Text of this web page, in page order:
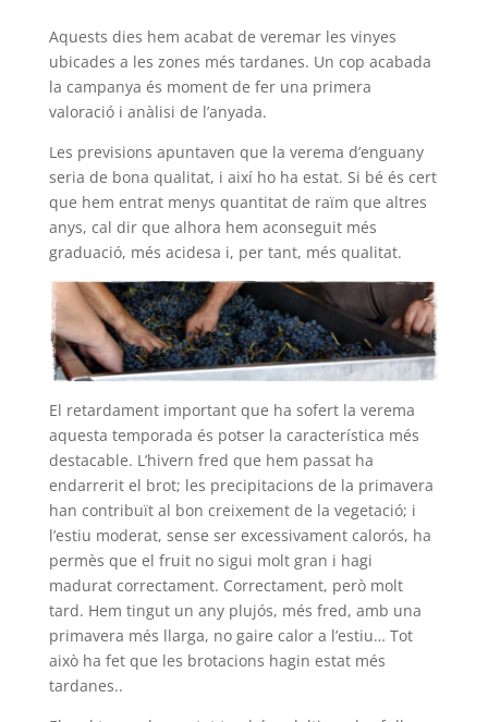
Aquests dies hem acabat de veremar les vinyes
ubicades a les zones més tardanes. Un cop acabada
la campanya és moment de fer una primera
valoració i anàlisi de l’anyada.
Les previsions apuntaven que la verema d’enguany
seria de bona qualitat, i així ho ha estat. Si bé és cert
que hem entrat menys quantitat de raïm que altres
anys, cal dir que alhora hem aconseguit més
graduació, més acidesa i, per tant, més qualitat.
El retardament important que ha sofert la verema
aquesta temporada és potser la característica més
destacable. L’hivern fred que hem passat ha
endarrerit el brot; les precipitacions de la primavera
han contribuït al bon creixement de la vegetació; i
l’estiu moderat, sense ser excessivament calorós, ha
permès que el fruit no sigui molt gran i hagi
madurat correctament. Correctament, però molt
tard. Hem tingut un any plujós, més fred, amb una
primavera més llarga, no gaire calor a l’estiu… Tot
això ha fet que les brotacions hagin estat més
tardanes..